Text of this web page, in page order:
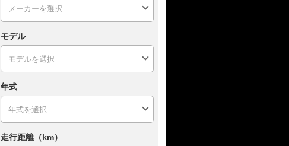
モデル
年式
走行距離（km）